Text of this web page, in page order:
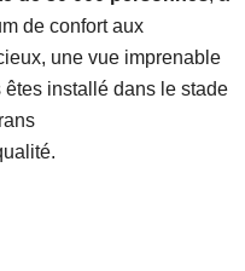
de confort aux
une vue imprenable
installé dans le stade